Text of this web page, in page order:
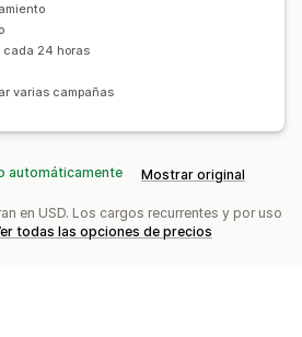
Creación de páginas
Formularios personalizados
Automatizada (ACH)
cada 24 horas
varias campañas
automáticamente Mostrar original
en USD. Los cargos recurrentes y por uso
todas las opciones de precios